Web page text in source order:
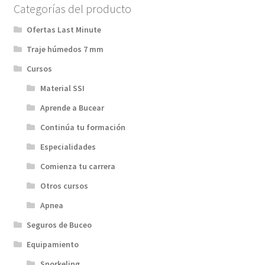
Categorías del producto
Ofertas Last Minute
Traje húmedos 7 mm
Cursos
Material SSI
Aprende a Bucear
Continúa tu formación
Especialidades
Comienza tu carrera
Otros cursos
Apnea
Seguros de Buceo
Equipamiento